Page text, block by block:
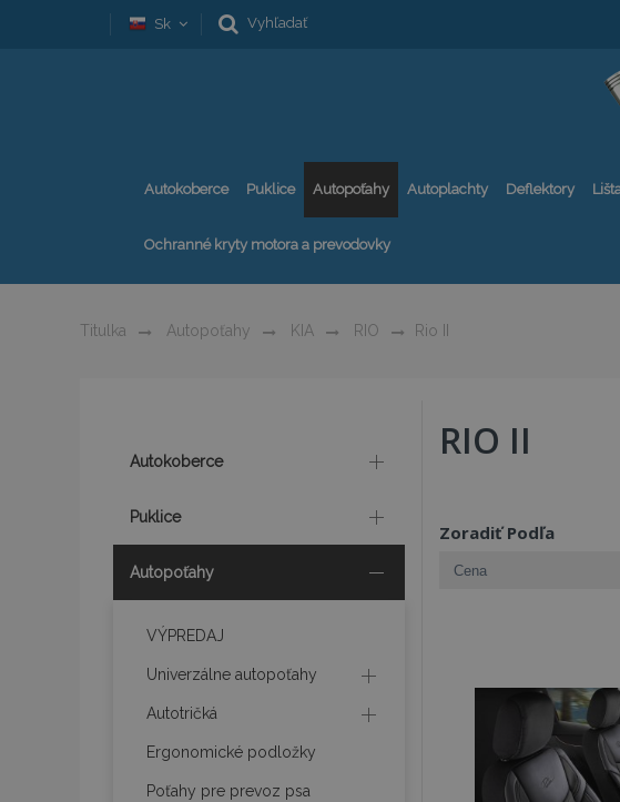
Sk Vyhľadať
Autokoberce Puklice Autopoťahy Autoplachty Deflektory
Ochranné kryty motora a prevodovky
Titulka Autopoťahy KIA RIO Rio II
RIO II
Zoradiť Podľa
Autokoberce
Puklice
Autopoťahy
VÝPREDAJ
Univerzálne autopoťahy
Autotričká
Ergonomické podložky
Poťahy pre prevoz psa